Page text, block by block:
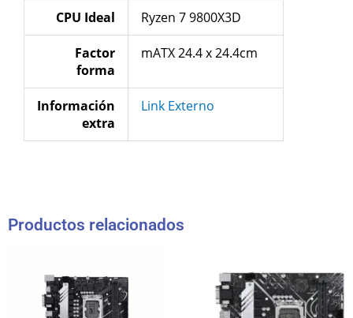
CPU Ideal Ryzen 7 9800X3D
Factor
forma
mATX 24.4 x 24.4cm
Información
extra
Link Externo
Productos relacionados